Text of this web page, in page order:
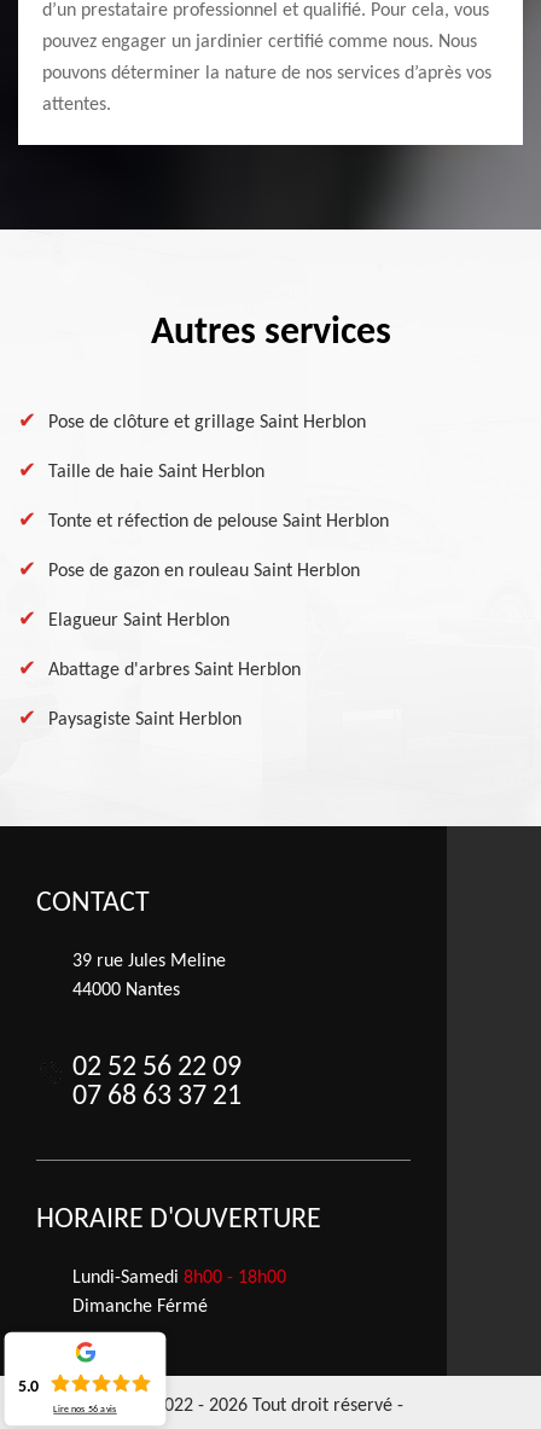
d’un prestataire professionnel et qualifié. Pour cela, vous
pouvez engager un jardinier certifié comme nous. Nous
pouvons déterminer la nature de nos services d’après vos
attentes.
Autres services
Pose de clôture et grillage Saint Herblon
Taille de haie Saint Herblon
Tonte et réfection de pelouse Saint Herblon
Pose de gazon en rouleau Saint Herblon
Elagueur Saint Herblon
Abattage d'arbres Saint Herblon
Paysagiste Saint Herblon
CONTACT
39 rue Jules Meline
44000 Nantes
02 52 56 22 09
07 68 63 37 21
HORAIRE D'OUVERTURE
Lundi-Samedi 8h00 - 18h00
Dimanche Férmé
©2022 - 2026 Tout droit réservé -
5.0
Lire nos56 avis